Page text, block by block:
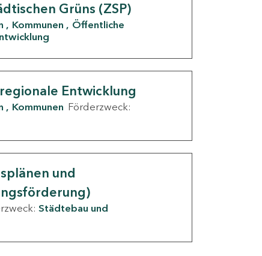
Grüns (ZSP)
Kommunen
Öffentliche
Entwicklung
Kommunen Förderzweck:
und
Städtebau und